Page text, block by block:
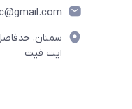
سمنان،
ایت فیت